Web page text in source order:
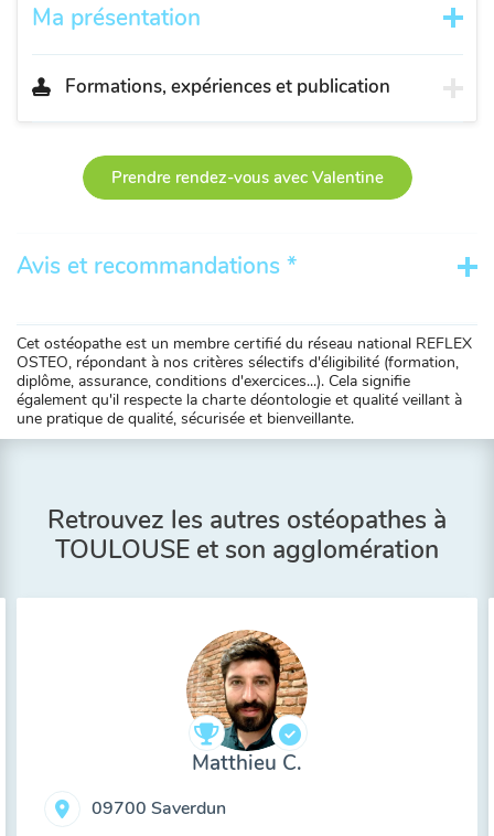
Ma présentation
Formations, expériences et publication
Prendre rendez-vous avec Valentine
Avis et recommandations *
Cet ostéopathe est un membre certifié du réseau national REFLEX
OSTEO, répondant à nos critères sélectifs d'éligibilité (formation,
diplôme, assurance, conditions d'exercices...). Cela signifie
également qu'il respecte la charte déontologie et qualité veillant à
une pratique de qualité, sécurisée et bienveillante.
Retrouvez les autres ostéopathes à
TOULOUSE et son agglomération
Matthieu C.
09700 Saverdun